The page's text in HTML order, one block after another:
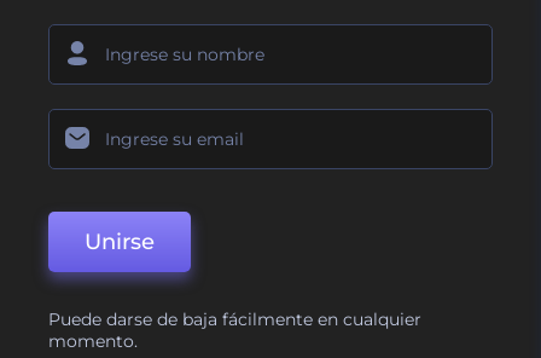
Unirse
Puede darse de baja fácilmente en cualquier
momento.